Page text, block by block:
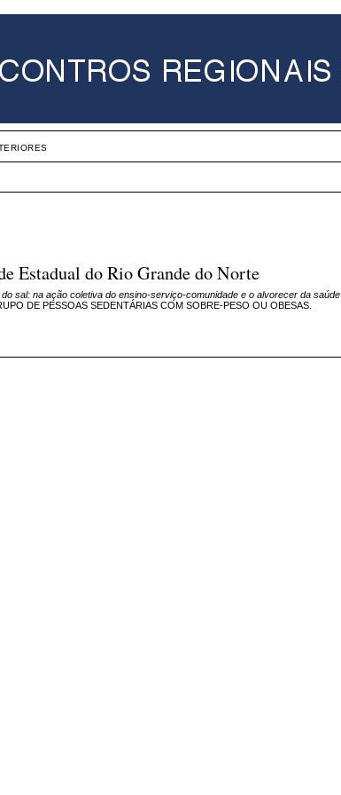
Estadual do Rio Grande do Norte
sal: na ação coletiva do ensino-serviço-comunidade e o alvorecer da saúde
DE PESSOAS SEDENTÁRIAS COM SOBRE-PESO OU OBESAS.